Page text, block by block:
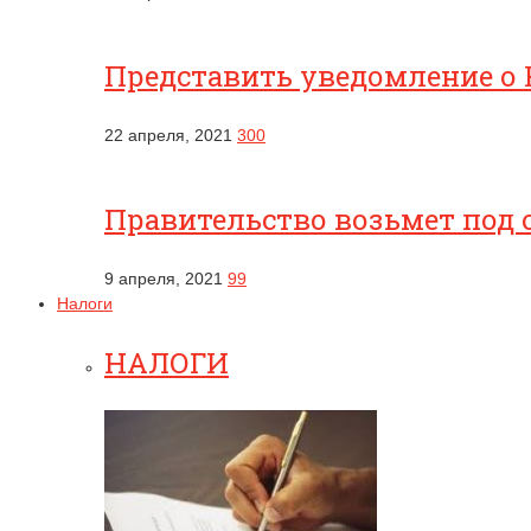
Представить уведомление
22 апреля, 2021 300
Правительство возьмет
9 апреля, 2021 99
Налоги
НАЛОГИ